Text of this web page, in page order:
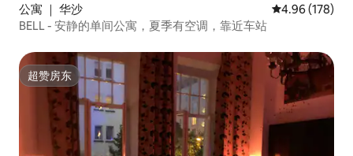
公寓 ｜ 华沙 平均评分 4.96
4.96 (178)
BELL - 安静的单间公寓，夏季有空调，靠近车站
超赞房东
超赞房东